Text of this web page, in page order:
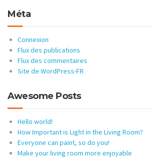
Méta
Connexion
Flux des publications
Flux des commentaires
Site de WordPress-FR
Awesome Posts
Hello world!
How Important is Light in the Living Room?
Everyone can paint, so do you!
Make your living room more enjoyable